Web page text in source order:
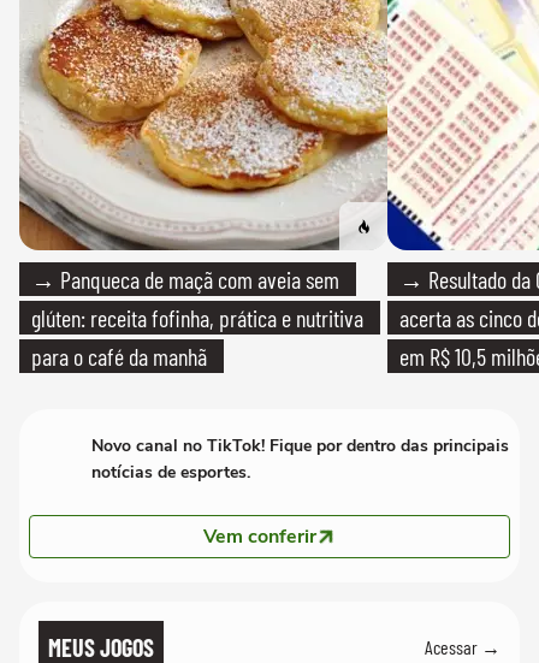
→ Panqueca de maçã com aveia sem
glúten: receita fofinha, prática e nutritiva
para o café da manhã
→ Resultado da
acerta as cinco
em R$ 10,5
Novo canal no TikTok! Fique por dentro das principais
notícias de esportes.
Vem conferir
MEUS JOGOS Acessar →